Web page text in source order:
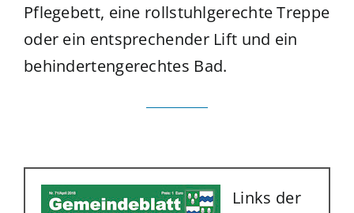
Pflegebett, eine rollstuhlgerechte Treppe
oder ein entsprechender Lift und ein
behindertengerechtes Bad.
Links der